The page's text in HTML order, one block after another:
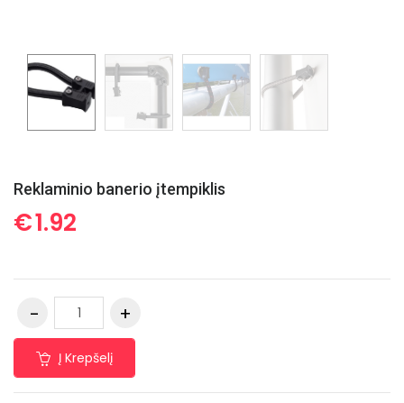
Reklaminio banerio įtempiklis
€1.92
Į Krepšelį